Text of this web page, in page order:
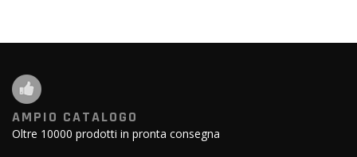
AMPIO CATALOGO
Oltre 10000 prodotti in pronta consegna